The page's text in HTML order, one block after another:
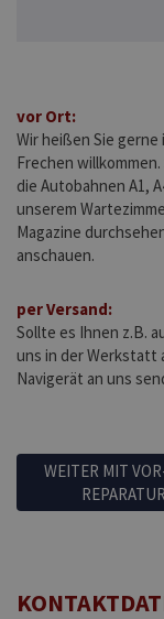
vor Ort:
Wir heißen Sie
Frechen
die Autobahnen A1,
unserem
Magazine
anschauen.
per Versand:
Sollte es Ihnen z.B.
uns in der Werkstatt
Navigerät an uns
WEITER MIT
REPARATUR